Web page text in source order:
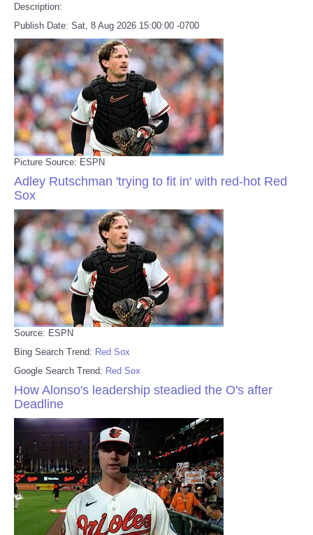
Description:
Publish Date: Sat, 8 Aug 2026 15:00:00 -0700
Picture Source: ESPN
Adley Rutschman 'trying to fit in' with red-hot Red
Sox
Source: ESPN
Bing Search Trend: Red Sox
Google Search Trend: Red Sox
How Alonso's leadership steadied the O's after
Deadline